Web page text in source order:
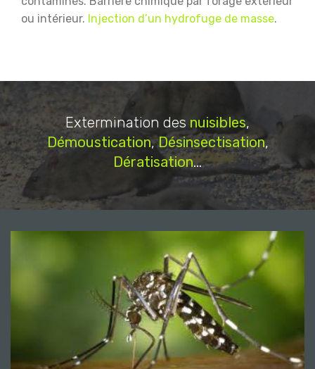
ou intérieur. Injection d’un hydrofuge de masse.
Extermination des nuisibles,
Démoustication,Désinsectisation,
Dératisation...